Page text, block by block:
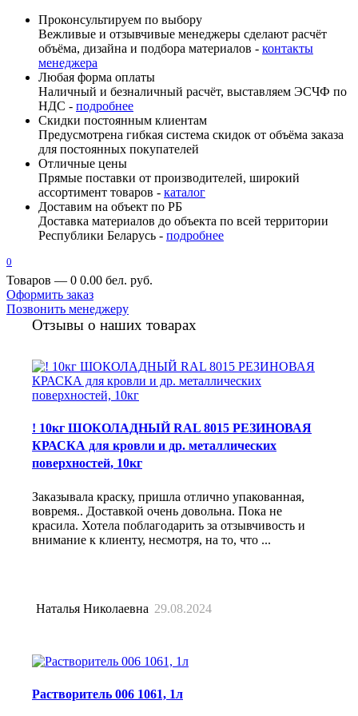
Проконсультируем по выбору
Вежливые и отзывчивые менеджеры сделают расчёт
объёма, дизайна и подбора материалов - контакты
менеджера
Любая форма оплаты
Наличный и безналичный расчёт, выставляем ЭСЧФ по
НДС - подробнее
Скидки постоянным клиентам
Предусмотрена гибкая система скидок от объёма заказа
для постоянных покупателей
Отличные цены
Прямые поставки от производителей, широкий
ассортимент товаров - каталог
Доставим на объект по РБ
Доставка материалов до объекта по всей территории
Республики Беларусь - подробнее
0
Товаров — 0 0.00 бел. руб.
Оформить заказ
Позвонить менеджеру
Отзывы о наших товарах
! 10кг ШОКОЛАДНЫЙ RAL 8015 РЕЗИНОВАЯ
КРАСКА для кровли и др. металлических
поверхностей, 10кг
Заказывала краску, пришла отлично упакованная,
вовремя.. Доставкой очень довольна. Пока не
красила. Хотела поблагодарить за отзывчивость и
внимание к клиенту, несмотря, на то, что ...
Наталья Николаевна 29.08.2024
Растворитель 006 1061, 1л